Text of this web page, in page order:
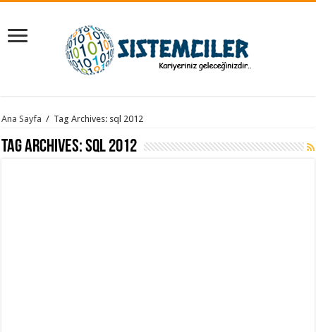
Ana Sayfa / Tag Archives: sql 2012
Tag Archives:sql 2012